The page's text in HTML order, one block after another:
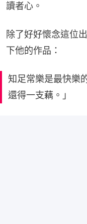
讀者心。
除了好好懷念這位
下他的作品：
知足常樂是最快樂
還得一支藕。」